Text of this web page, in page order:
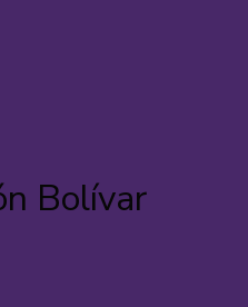
Bolívar